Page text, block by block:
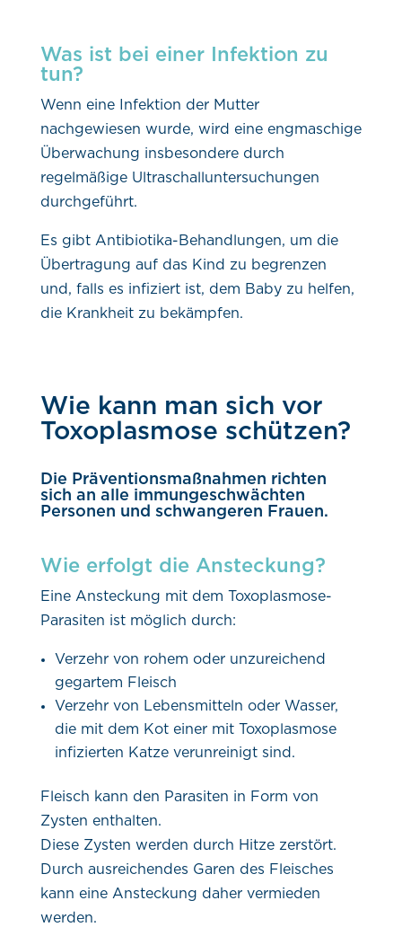
Was ist bei einer Infektion zu
tun?
Wenn eine Infektion der Mutter
nachgewiesen wurde, wird eine engmaschige
Überwachung insbesondere durch
regelmäßige Ultraschalluntersuchungen
durchgeführt.
Es gibt Antibiotika-Behandlungen, um die
Übertragung auf das Kind zu begrenzen
und, falls es infiziert ist, dem Baby zu helfen,
die Krankheit zu bekämpfen.
Wie kann man sich vor
Toxoplasmose schützen?
Die Präventionsmaßnahmen richten
sich an alle immungeschwächten
Personen und schwangeren Frauen.
Wie erfolgt die Ansteckung?
Eine Ansteckung mit dem Toxoplasmose-
Parasiten ist möglich durch:
Verzehr von rohem oder unzureichend
gegartem Fleisch
Verzehr von Lebensmitteln oder Wasser,
die mit dem Kot einer mit Toxoplasmose
infizierten Katze verunreinigt sind.
Fleisch kann den Parasiten in Form von
Zysten enthalten.
Diese Zysten werden durch Hitze zerstört.
Durch ausreichendes Garen des Fleisches
kann eine Ansteckung daher vermieden
werden.